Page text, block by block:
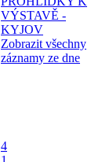
VÝSTAVĚ -
KYJOV
Zobrazit všechny
záznamy ze dne
4